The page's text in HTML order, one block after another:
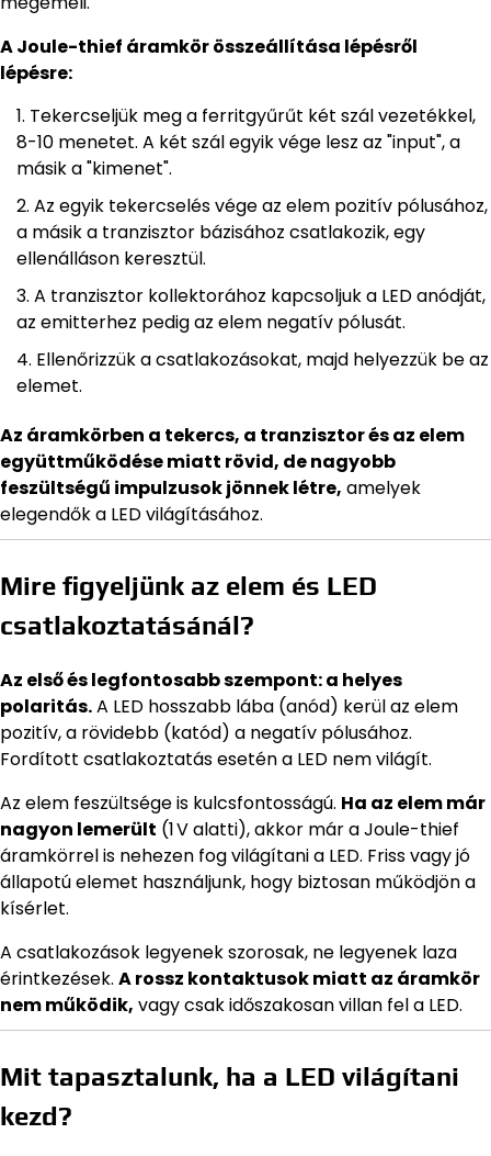
A Joule-thief áramkör összeállítása lépésről
lépésre:
Tekercseljük meg a ferritgyűrűt két szál vezetékkel,
8-10 menetet. A két szál egyik vége lesz az "input", a
másik a "kimenet".
Az egyik tekercselés vége az elem pozitív pólusához,
a másik a tranzisztor bázisához csatlakozik, egy
ellenálláson keresztül.
A tranzisztor kollektorához kapcsoljuk a LED anódját,
az emitterhez pedig az elem negatív pólusát.
Ellenőrizzük a csatlakozásokat, majd helyezzük be az
elemet.
Az áramkörben a tekercs, a tranzisztor és az elem
együttműködése miatt rövid, de nagyobb
feszültségű impulzusok jönnek létre, amelyek
elegendők a LED világításához.
Mire figyeljünk az elem és LED
csatlakoztatásánál?
Az első és legfontosabb szempont: a helyes
polaritás.A LED hosszabb lába (anód) kerül az elem
pozitív, a rövidebb (katód) a negatív pólusához.
Fordított csatlakoztatás esetén a LED nem világít.
Az elem feszültsége is kulcsfontosságú. Ha az elem már
nagyon lemerült (1 V alatti), akkor már a Joule-thief
áramkörrel is nehezen fog világítani a LED. Friss vagy jó
állapotú elemet használjunk, hogy biztosan működjön a
kísérlet.
A csatlakozások legyenek szorosak, ne legyenek laza
érintkezések. A rossz kontaktusok miatt az áramkör
nem működik, vagy csak időszakosan villan fel a LED.
Mit tapasztalunk, ha a LED világítani
kezd?